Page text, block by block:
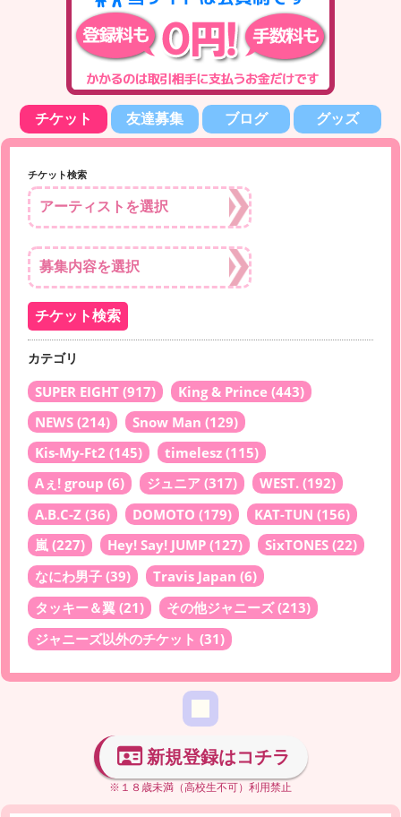
チケット 友達募集 ブログ グッズ
チケット検索
カテゴリ
SUPER EIGHT (917) King & Prince (443)
NEWS (214) Snow Man (129)
Kis-My-Ft2 (145) timelesz (115)
Aぇ! group (6) ジュニア (317) WEST. (192)
A.B.C-Z (36) DOMOTO (179) KAT-TUN (156)
嵐 (227) Hey! Say! JUMP (127) SixTONES (22)
なにわ男子 (39) Travis Japan (6)
タッキー＆翼 (21) その他ジャニーズ(213)
ジャニーズ以外のチケット (31)
新規登録はコチラ
※１８歳未満（高校生不可）利用禁止